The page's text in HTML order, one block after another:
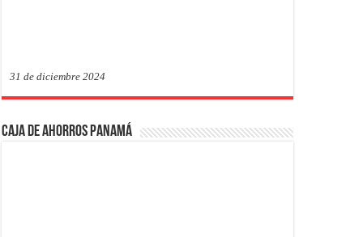
31 de diciembre 2024
Caja de Ahorros Panamá